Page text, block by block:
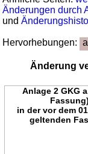
Änderungen durch
und
Hervorhebungen:
Änderung
Anlage 2 GKG
Fassung)
in der vor dem
geltenden